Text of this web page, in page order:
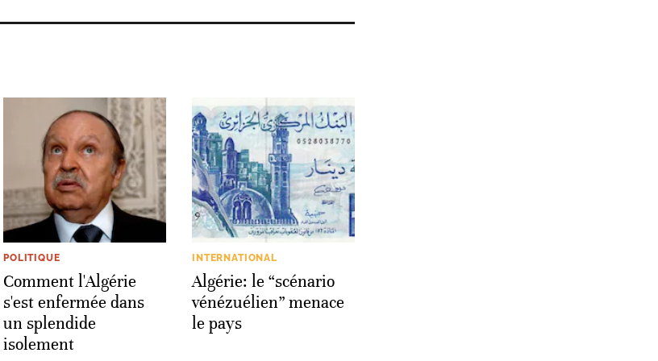
POLITIQUE
Comment l'Algérie
s'est enfermée dans
un splendide
isolement
INTERNATIONAL
Algérie: le “scénario
vénézuélien” menace
le pays